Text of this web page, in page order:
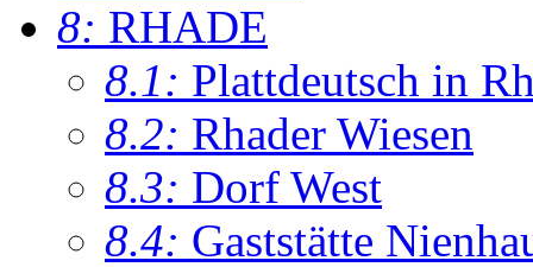
8: RHADE
8.1: Plattdeutsch in
8.2: Rhader Wiesen
8.3: Dorf West
8.4: Gaststätte